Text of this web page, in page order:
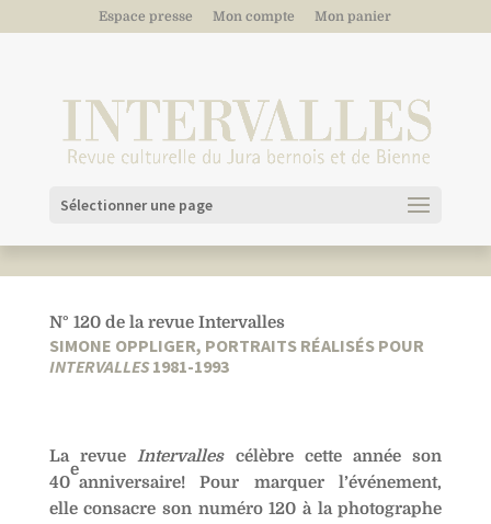
Espace presse Mon compte Mon panier
Sélectionner une page
N° 120 de la revue Intervalles
SIMONE OPPLIGER, PORTRAITS RÉALISÉS POUR
INTERVALLES1981-1993
La revueIntervalles célèbre cette année son
40
e
anniversaire! Pour marquer l’événement,
elle consacre son numéro 120 à la photographe